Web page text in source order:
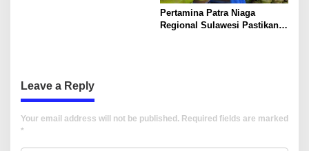
Pertamina Patra Niaga
Regional Sulawesi Pastikan
Leave a Reply
Your email address will not be published. Required fields are marked
*